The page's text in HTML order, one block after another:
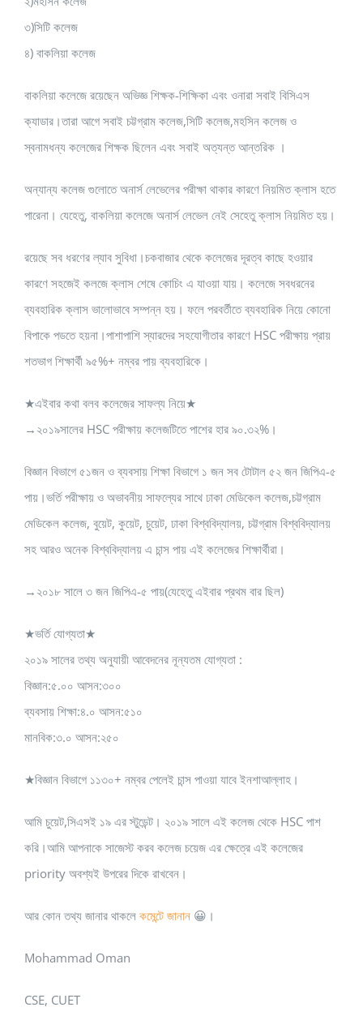
৩)সিটি কলেজ
৪) বাকলিয়া কলেজ
বাকলিয়া কলেজে রয়েছেন অভিজ্ঞ শিক্ষক-শিক্ষিকা এবং ওনারা সবাই বিসিএস
ক্যাডার।তারা আগে সবাই চট্টগ্রাম কলেজ,সিটি কলেজ,মহসিন কলেজ ও
স্বনামধন্য কলেজের শিক্ষক ছিলেন এবং সবাই অত্যন্ত আন্তরিক ।
অন্যান্য কলেজ গুলোতে অনার্স লেভেলের পরীক্ষা থাকার কারণে নিয়মিত ক্লাস হতে
পারেনা। যেহেতু, বাকলিয়া কলেজে অনার্স লেভেল নেই সেহেতু ক্লাস নিয়মিত হয়।
রয়েছে সব ধরণের ল্যাব সুবিধা।চকবাজার থেকে কলেজের দূরত্ব কাছে হওয়ার
কারণে সহজেই কলজে ক্লাস শেষে কোচিং এ যাওয়া যায়। কলেজে সবধরনের
ব্যবহারিক ক্লাস ভালোভাবে সম্পন্ন হয়। ফলে পরবর্তীতে ব্যবহারিক নিয়ে কোনো
বিপাকে পডতে হয়না।পাশাপাশি স্যারদের সহযোগীতার কারণে HSC পরীক্ষায় প্রায়
শতভাগ শিক্ষার্থী ৯৫%+ নম্বর পায় ব্যবহারিকে।
★এইবার কথা বলব কলেজের সাফল্য নিয়ে★
→২০১৯সালের HSC পরীক্ষায় কলেজটিতে পাশের হার ৯০.৩২%।
বিজ্ঞান বিভাগে ৫১জন ও ব্যবসায় শিক্ষা বিভাগে ১ জন সব টোটাল ৫২ জন জিপিএ-৫
পায়।ভর্তি পরীক্ষায় ও অভাবনীয় সাফল্যের সাথে ঢাকা মেডিকেল কলেজ,চট্টগ্রাম
মেডিকেল কলেজ, বুয়েট, কুয়েট, চুয়েট, ঢাকা বিশ্ববিদ্যালয়, চট্টগ্রাম বিশ্ববিদ্যালয়
সহ আরও অনেক বিশ্ববিদ্যালয় এ চান্স পায় এই কলেজের শিক্ষার্থীরা।
→২০১৮ সালে ৩ জন জিপিএ-৫ পায়(যেহেতু এইবার প্রথম বার ছিল)
★ভর্তি যোগ্যতা★
২০১৯ সালের তথ্য অনুযায়ী আবেদনের নূন্যতম যোগ্যতা :
বিজ্ঞান:৫.০০ আসন:৩০০
ব্যবসায় শিক্ষা:৪.০ আসন:৫১০
মানবিক:৩.০ আসন:২৫০
★বিজ্ঞান বিভাগে ১১৩০+ নম্বর পেলেই চান্স পাওয়া যাবে ইনশাআল্লাহ।
আমি চুয়েট,সিএসই ১৯ এর স্টুডেন্ট। ২০১৯ সালে এই কলেজ থেকে HSC পাশ
করি।আমি আপনাকে সাজেস্ট করব কলেজ চয়েজ এর ক্ষেত্রে এই কলেজের
priority অবশ্যই উপরের দিকে রাখবেন।
আর কোন তথ্য জানার থাকলে কমেন্টে জানান 😀।
Mohammad Oman
CSE, CUET